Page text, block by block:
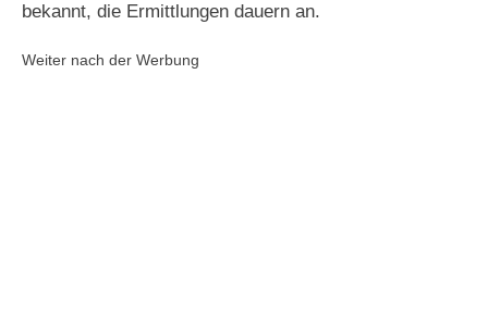
bekannt, die Ermittlungen dauern an.
Weiter nach der Werbung